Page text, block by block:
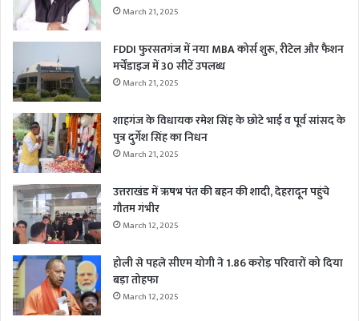
March 21, 2025
FDDI फुरसतगंज में नया MBA कोर्स शुरू, रीटेल और फैशन
मर्चेंडाइज में 30 सीटें उपलब्ध
March 21, 2025
शाहगंज के विधायक रमेश सिंह के छोटे भाई व पूर्व सांसद के
पुत्र दुर्गेश सिंह का निधन
March 21, 2025
उत्तराखंड में ऋषभ पंत की बहन की शादी, देहरादून पहुंचे
गौतम गंभीर
March 12, 2025
होली से पहले सीएम योगी ने 1.86 करोड़ परिवारों को दिया
बड़ा तोहफा
March 12, 2025